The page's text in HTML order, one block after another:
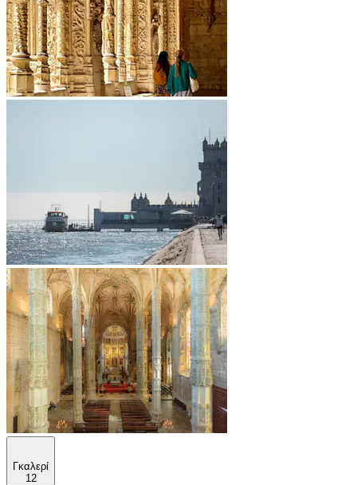
Γκαλερί
12